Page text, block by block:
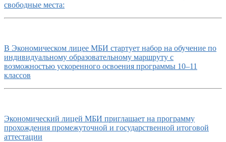
свободные места:
В Экономическом лицее МБИ стартует набор на обучение по
индивидуальному образовательному маршруту с
возможностью ускоренного освоения программы 10–11
классов
Экономический лицей МБИ приглашает на программу
прохождения промежуточной и государственной итоговой
аттестации